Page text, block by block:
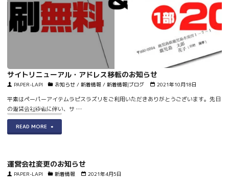
プ
レ
に
テ
ー
ス
ラ
テ
ン
プ
レ
ー
の
こんにちは。ラピスラズリではこの度返信用ハガキの宛先印刷サービスと、封筒の印
刷サービスを開始いたしま …
READ MORE
"招
待
状
ハ
サイトリニューアル・アドレス移転のお知らせ
PAPER-LAPI お知らせ / 新着情報 / 新着情報|ブログ 2021年10月18日
平素はペーパーアイテムラピスラズリをご利用いただきありがとうございます。先日
の運営会社移転に伴い、サ …
READ MORE
"サ
リ
運営会社変更のお知らせ
PAPER-LAPI 新着情報 2021年4月5日